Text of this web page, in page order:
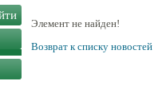
Элемент не найден!
Возврат к списку новостей